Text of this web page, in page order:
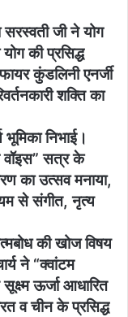
सरस्वती जी ने योग
की प्रसिद्ध
कुंडलिनी एनर्जी
शक्ति का
निभाई।
वॉइस” सत्र के
का उत्सव मनाया,
से संगीत, नृत्य
की खोज विषय
ने “क्वांटम
ऊर्जा आधारित
व चीन के प्रसिद्ध